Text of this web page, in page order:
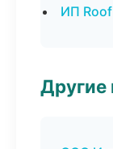
ИП
Другие